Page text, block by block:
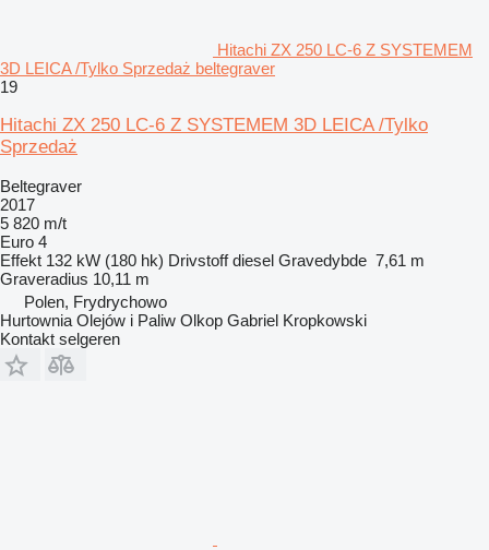
Hitachi ZX 250 LC-6 Z SYSTEMEM
3D LEICA /Tylko Sprzedaż beltegraver
19
Hitachi ZX 250 LC-6 Z SYSTEMEM 3D LEICA /Tylko
Sprzedaż
Beltegraver
2017
5 820 m/t
Euro 4
Effekt 132 kW (180 hk) Drivstoff diesel Gravedybde 7,61 m
Graveradius 10,11 m
Polen, Frydrychowo
Hurtownia Olejów i Paliw Olkop Gabriel Kropkowski
Kontakt selgeren